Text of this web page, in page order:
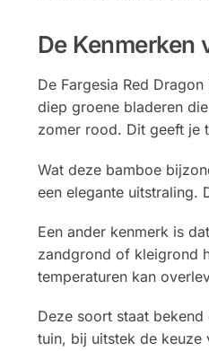
De Kenmerken
De Fargesia Red
diep groene bladeren
zomer rood. Dit geeft je
Wat deze bamboe
een elegante uitstraling.
Een ander kenmerk is
zandgrond of kleigrond
temperaturen kan
Deze soort staat bekend
tuin, bij uitstek de keuze